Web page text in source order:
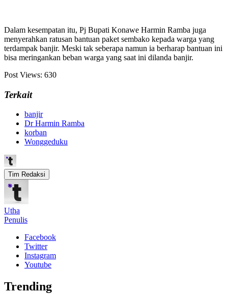
Dalam kesempatan itu, Pj Bupati Konawe Harmin Ramba juga
menyerahkan ratusan bantuan paket sembako kepada warga yang
terdampak banjir. Meski tak seberapa namun ia berharap bantuan ini
bisa meringankan beban warga yang saat ini dilanda banjir.
Post Views: 630
Terkait
banjir
Dr Harmin Ramba
korban
Wonggeduku
Tim Redaksi
Utha
Penulis
Facebook
Twitter
Instagram
Youtube
Trending